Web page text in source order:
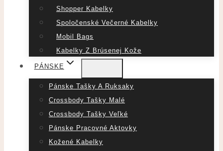
Shopper Kabelky
Spoločenské Večerné Kabelky
Mobil Bags
Kabelky Z Brúsenej Kože
PÁNSKE
Pánske Tašky A Ruksaky
Crossbody Tašky Malé
Crossbody Tašky Veľké
Pánske Pracovné Aktovky
Kožené Kabelky